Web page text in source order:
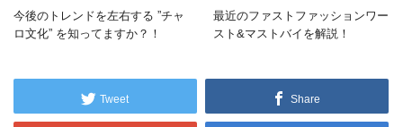
今後のトレンドを左右する ”チャ
ロ文化” を知ってますか？！
最近のファストファッションワー
スト&マストバイを解説！
Tweet Share